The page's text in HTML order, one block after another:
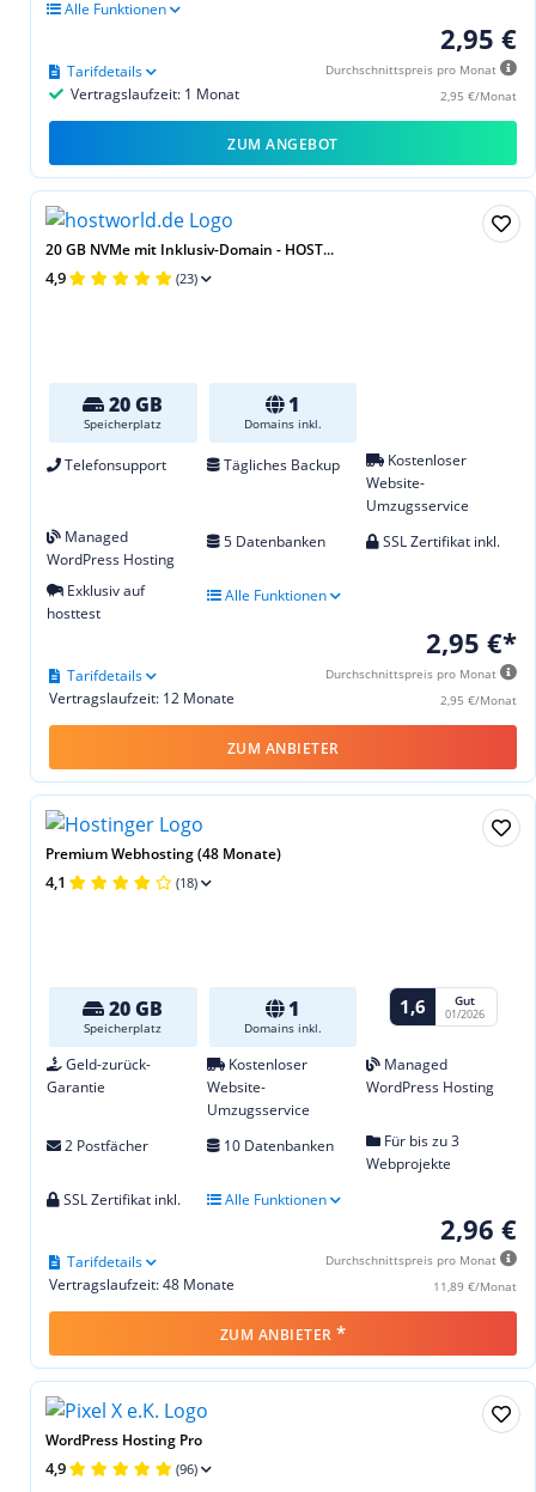
Alle Funktionen
2,95 €
Durchschnittspreis pro Monat
2,95 €/Monat
Vertragslaufzeit: 1 Monat
Tarifdetails
ZUM ANGEBOT
20 GB NVMe mit Inklusiv-Domain - HOST...
4,9 (23)
20 GB
Speicherplatz
1
Domains inkl.
Telefonsupport Tägliches Backup
Kostenloser
Website-
Umzugsservice
Managed
WordPress Hosting
5 Datenbanken SSL Zertifikat inkl.
Exklusiv auf
hosttest
Alle Funktionen
2,95 €*
Durchschnittspreis pro Monat
2,95 €/Monat
Vertragslaufzeit: 12 Monate
Tarifdetails
ZUM ANBIETER
Premium Webhosting (48 Monate)
4,1 (18)
20 GB
Speicherplatz
1
Domains inkl.
1,6 Gut
01/2026
Geld-zurück-
Garantie
Kostenloser
Website-
Umzugsservice
Managed
WordPress Hosting
2 Postfächer 10 Datenbanken
Für bis zu 3
Webprojekte
SSL Zertifikat inkl.
Alle Funktionen
2,96 €
Durchschnittspreis pro Monat
11,89 €/Monat
Vertragslaufzeit: 48 Monate
Tarifdetails
ZUM ANBIETER *
WordPress Hosting Pro
4,9 (96)